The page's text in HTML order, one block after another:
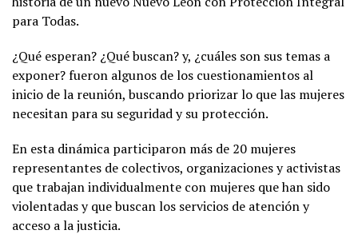
para Todas.
¿Qué esperan? ¿Qué buscan? y, ¿cuáles son sus temas a
exponer? fueron algunos de los cuestionamientos al
inicio de la reunión, buscando priorizar lo que las mujeres
necesitan para su seguridad y su protección.
En esta dinámica participaron más de 20 mujeres
representantes de colectivos, organizaciones y activistas
que trabajan individualmente con mujeres que han sido
violentadas y que buscan los servicios de atención y
acceso a la justicia.